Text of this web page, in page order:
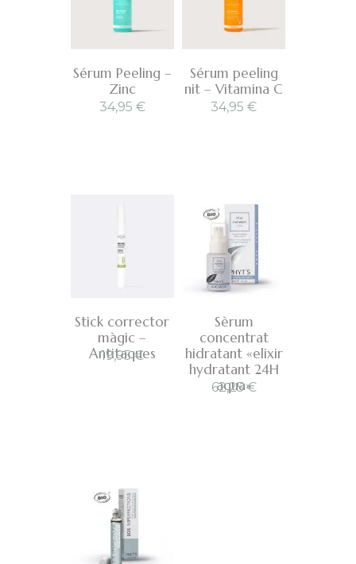
Sérum Peeling –
Zinc
34,95 €
Sérum peeling
nit – Vitamina C
34,95 €
Stick corrector
màgic –
Antitaques
19,95 €
Sèrum
concentrat
hidratant «elixir
hydratant 24H
aqua»
62,25 €